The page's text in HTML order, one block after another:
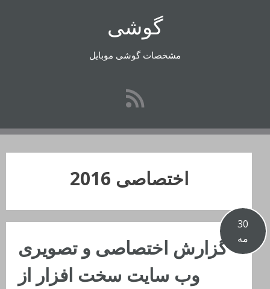
گوشی
مشخصات گوشی موبایل
اختصاصی 2016
30
مه
گزارش اختصاصی و تصویری
وب سایت سخت افزار از